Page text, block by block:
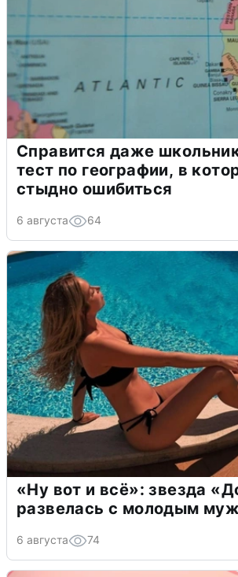
Справится даже
тест по географии, в
стыдно ошибиться
6 августа 64
«Ну вот и всё»: звезда
развелась с молодым
6 августа 74